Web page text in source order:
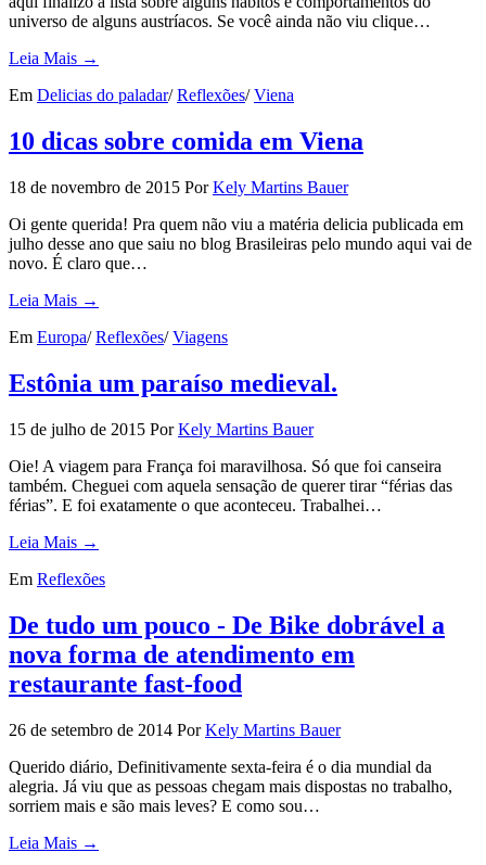
universo de alguns austríacos. Se você ainda não viu clique…
Leia Mais →
Em Delicias do paladar/ Reflexões/ Viena
10 dicas sobre comida em Viena
18 de novembro de 2015 Por Kely Martins Bauer
Oi gente querida! Pra quem não viu a matéria delicia publicada em
julho desse ano que saiu no blog Brasileiras pelo mundo aqui vai de
novo. É claro que…
Leia Mais →
Em Europa/ Reflexões/ Viagens
Estônia um paraíso medieval.
15 de julho de 2015 Por Kely Martins Bauer
Oie! A viagem para França foi maravilhosa. Só que foi canseira
também. Cheguei com aquela sensação de querer tirar “férias das
férias”. E foi exatamente o que aconteceu. Trabalhei…
Leia Mais →
Em Reflexões
De tudo um pouco - De Bike dobrável a
nova forma de atendimento em
restaurante fast-food
26 de setembro de 2014 Por Kely Martins Bauer
Querido diário, Definitivamente sexta-feira é o dia mundial da
alegria. Já viu que as pessoas chegam mais dispostas no trabalho,
sorriem mais e são mais leves? E como sou…
Leia Mais →